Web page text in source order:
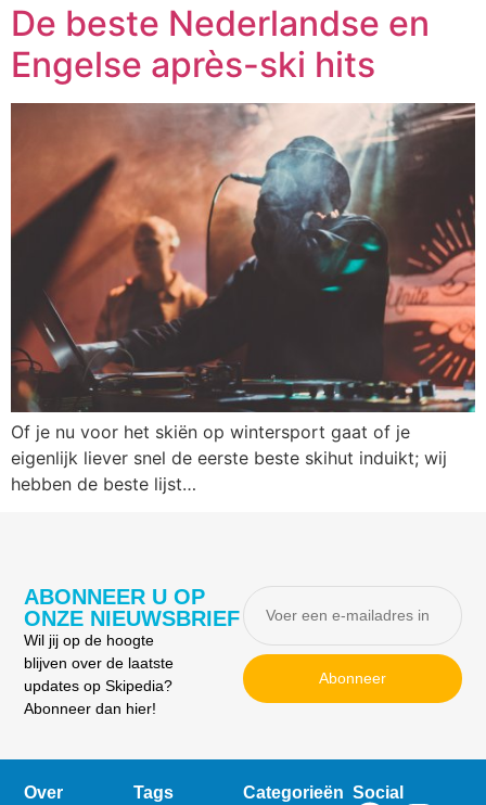
De beste Nederlandse en
Engelse après-ski hits
Of je nu voor het skiën op wintersport gaat of je
eigenlijk liever snel de eerste beste skihut induikt; wij
hebben de beste lijst…
ABONNEER U OP
ONZE NIEUWSBRIEF
Wil jij op de hoogte
blijven over de laatste
updates op Skipedia?
Abonneer dan hier!
Abonneer
Over
Tags
Categorieën Social